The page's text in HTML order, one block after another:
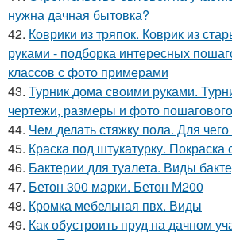
нужна дачная бытовка?
42. Коврики из тряпок. Коврик из
руками - подборка интересных
классов с фото примерами
43. Турник дома своими руками.
чертежи, размеры и фото
44. Чем делать стяжку пола. Для
45. Краска под штукатурку. Покраска
46. Бактерии для туалета. Виды
47. Бетон 300 марки. Бетон М200
48. Кромка мебельная пвх. Виды
49. Как обустроить пруд на дачном